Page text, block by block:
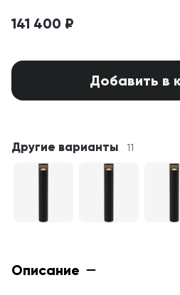
141 400 ₽
Добавить в
Другие варианты 11
Описание